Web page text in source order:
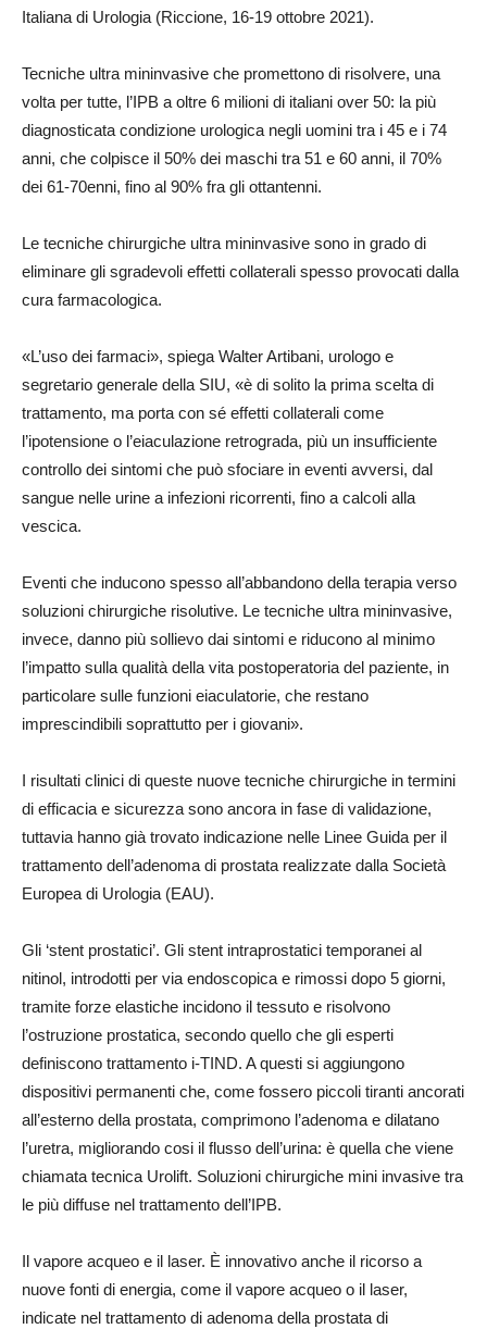
Italiana di Urologia (Riccione, 16-19 ottobre 2021).
Tecniche ultra mininvasive che promettono di risolvere, una
volta per tutte, l’IPB a oltre 6 milioni di italiani over 50: la più
diagnosticata condizione urologica negli uomini tra i 45 e i 74
anni, che colpisce il 50% dei maschi tra 51 e 60 anni, il 70%
dei 61-70enni, fino al 90% fra gli ottantenni.
Le tecniche chirurgiche ultra mininvasive sono in grado di
eliminare gli sgradevoli effetti collaterali spesso provocati dalla
cura farmacologica.
«L’uso dei farmaci», spiega Walter Artibani, urologo e
segretario generale della SIU, «è di solito la prima scelta di
trattamento, ma porta con sé effetti collaterali come
l’ipotensione o l’eiaculazione retrograda, più un insufficiente
controllo dei sintomi che può sfociare in eventi avversi, dal
sangue nelle urine a infezioni ricorrenti, fino a calcoli alla
vescica.
Eventi che inducono spesso all’abbandono della terapia verso
soluzioni chirurgiche risolutive. Le tecniche ultra mininvasive,
invece, danno più sollievo dai sintomi e riducono al minimo
l’impatto sulla qualità della vita postoperatoria del paziente, in
particolare sulle funzioni eiaculatorie, che restano
imprescindibili soprattutto per i giovani».
I risultati clinici di queste nuove tecniche chirurgiche in termini
di efficacia e sicurezza sono ancora in fase di validazione,
tuttavia hanno già trovato indicazione nelle Linee Guida per il
trattamento dell’adenoma di prostata realizzate dalla Società
Europea di Urologia (EAU).
Gli ‘stent prostatici’. Gli stent intraprostatici temporanei al
nitinol, introdotti per via endoscopica e rimossi dopo 5 giorni,
tramite forze elastiche incidono il tessuto e risolvono
l’ostruzione prostatica, secondo quello che gli esperti
definiscono trattamento i-TIND. A questi si aggiungono
dispositivi permanenti che, come fossero piccoli tiranti ancorati
all’esterno della prostata, comprimono l’adenoma e dilatano
l’uretra, migliorando cosi il flusso dell’urina: è quella che viene
chiamata tecnica Urolift. Soluzioni chirurgiche mini invasive tra
le più diffuse nel trattamento dell’IPB.
Il vapore acqueo e il laser. È innovativo anche il ricorso a
nuove fonti di energia, come il vapore acqueo o il laser,
indicate nel trattamento di adenoma della prostata di